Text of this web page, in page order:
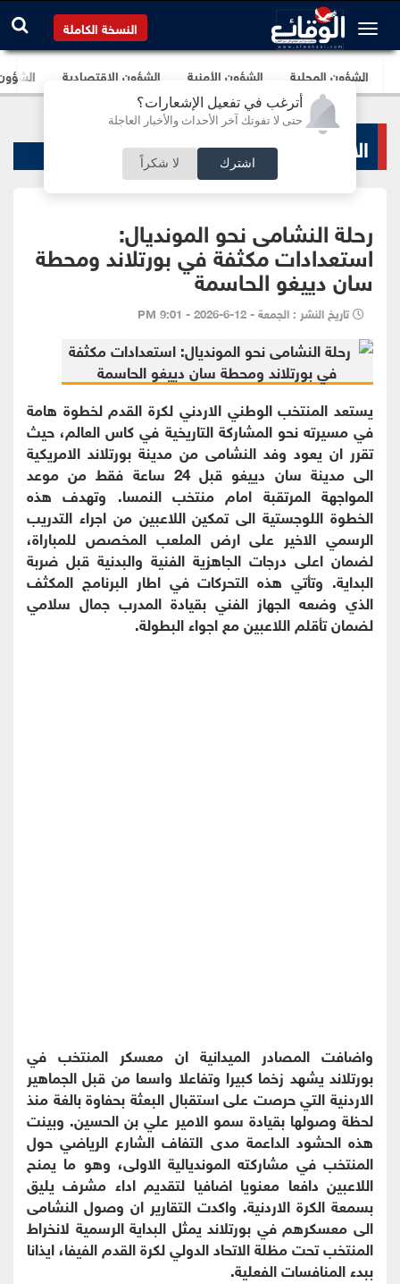
أترغب في تفعيل الإشعارات؟
حتى لا تفوتك آخر الأحداث والأخبار العاجلة
اشترك لا شكراً
النسخة الكاملة
الشؤون المحلية الشؤون الأمنية الشؤون الإقتصادية
الاخبار الرياضية
رحلة النشامى نحو المونديال:
استعدادات مكثفة في بورتلاند ومحطة
سان دييغو الحاسمة
تاريخ النشر : الجمعة - 12-6-2026 - 9:01 PM
يستعد المنتخب الوطني الاردني لكرة القدم لخطوة هامة
في مسيرته نحو المشاركة التاريخية في كاس العالم، حيث
تقرر ان يعود وفد النشامى من مدينة بورتلاند الامريكية
الى مدينة سان دييغو قبل 24 ساعة فقط من موعد
المواجهة المرتقبة امام منتخب النمسا. وتهدف هذه
الخطوة اللوجستية الى تمكين اللاعبين من اجراء التدريب
الرسمي الاخير على ارض الملعب المخصص للمباراة،
لضمان اعلى درجات الجاهزية الفنية والبدنية قبل ضربة
البداية. وتأتي هذه التحركات في اطار البرنامج المكثف
الذي وضعه الجهاز الفني بقيادة المدرب جمال سلامي
لضمان تأقلم اللاعبين مع اجواء البطولة.
واضافت المصادر الميدانية ان معسكر المنتخب في
بورتلاند يشهد زخما كبيرا وتفاعلا واسعا من قبل الجماهير
الاردنية التي حرصت على استقبال البعثة بحفاوة بالغة منذ
لحظة وصولها بقيادة سمو الامير علي بن الحسين. وبينت
هذه الحشود الداعمة مدى التفاف الشارع الرياضي حول
المنتخب في مشاركته المونديالية الاولى، وهو ما يمنح
اللاعبين دافعا معنويا اضافيا لتقديم اداء مشرف يليق
بسمعة الكرة الاردنية. واكدت التقارير ان وصول النشامى
الى معسكرهم في بورتلاند يمثل البداية الرسمية لانخراط
المنتخب تحت مظلة الاتحاد الدولي لكرة القدم الفيفا، ايذانا
ببدء المنافسات الفعلية.